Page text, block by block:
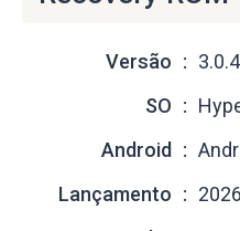
Versão
SO
Android
Lançamento